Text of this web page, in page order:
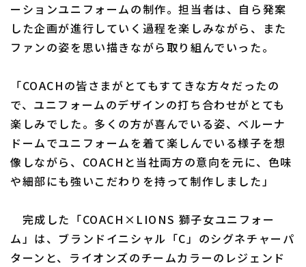
ーションユニフォームの制作。担当者は、自ら発案
した企画が進行していく過程を楽しみながら、また
ファンの姿を思い描きながら取り組んでいった。
「COACHの皆さまがとてもすてきな方々だったの
で、ユニフォームのデザインの打ち合わせがとても
楽しみでした。多くの方が喜んでいる姿、ベルーナ
ドームでユニフォームを着て楽しんでいる様子を想
像しながら、COACHと当社両方の意向を元に、色味
や細部にも強いこだわりを持って制作しました」
完成した「COACH×LIONS 獅子女ユニフォー
ム」は、ブランドイニシャル「C」のシグネチャーパ
ターンと、ライオンズのチームカラーのレジェンド